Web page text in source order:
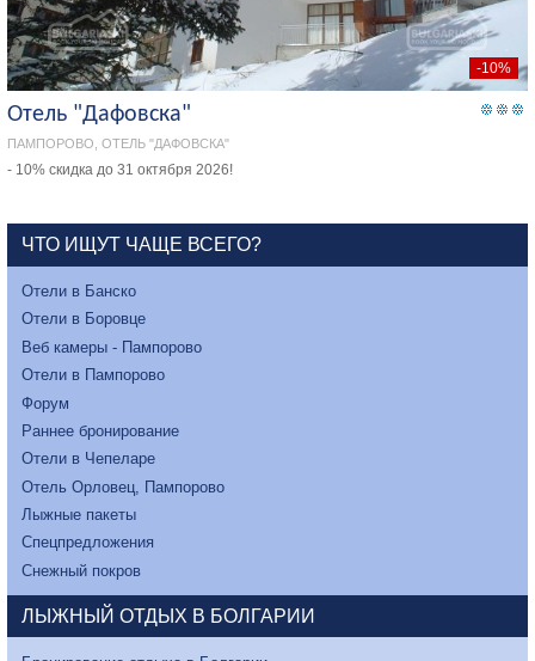
-10%
Отель "Дафовска"
ПАМПОРОВО, ОТЕЛЬ "ДАФОВСКА"
- 10% скидка до 31 октября 2026!
ЧТО ИЩУТ ЧАЩЕ ВСЕГО?
Отели в Банско
Отели в Боровце
Веб камеры - Пампорово
Отели в Пампорово
Форум
Раннее бронирование
Отели в Чепеларе
Отель Орловец, Пампорово
Лыжные пакеты
Спецпредложения
Снежный покров
ЛЫЖНЫЙ ОТДЫХ В БОЛГАРИИ